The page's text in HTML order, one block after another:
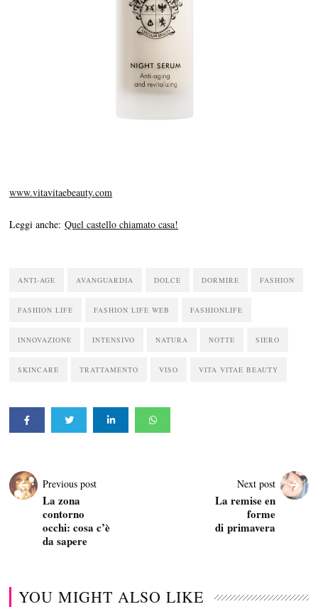
www.vitavitaebeauty.com
Leggi anche:Quel castello chiamato casa!
ANTI-AGE AVANGUARDIA DOLCE DORMIRE FASHION
FASHION LIFE FASHION LIFE WEB FASHIONLIFE
INNOVAZIONE INTENSIVO NATURA NOTTE SIERO
SKINCARE TRATTAMENTO VISO VITA VITAE BEAUTY
Previous post
La zona
contorno
occhi: cosa c’è
da sapere
Next post
La remise en
forme
di primavera
YOU MIGHT ALSO LIKE